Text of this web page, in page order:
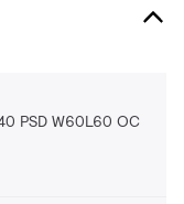
PSD W60L60 OC